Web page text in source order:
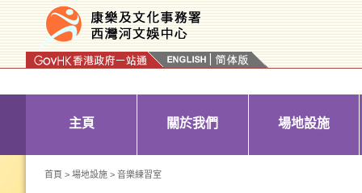
主頁 關於我們 場地設施
首頁 > 場地設施 > 音樂練習室